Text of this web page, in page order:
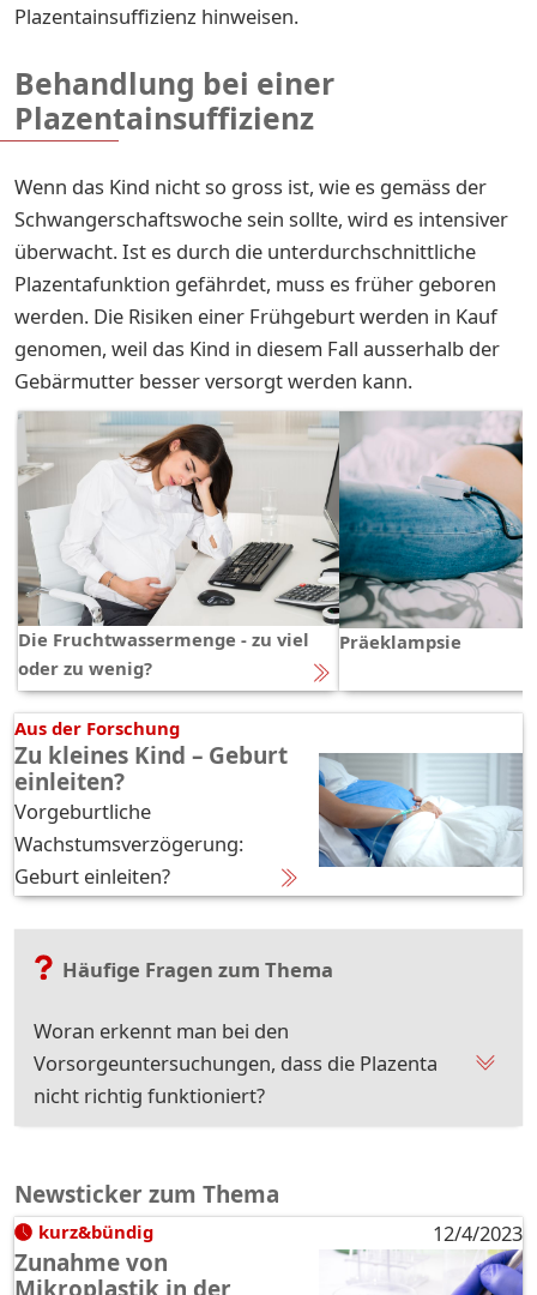
Plazentainsuffizienz hinweisen.
Behandlung bei einer
Plazentainsuffizienz
Wenn das Kind nicht so gross ist, wie es gemäss der
Schwangerschaftswoche sein sollte, wird es intensiver
überwacht. Ist es durch die unterdurchschnittliche
Plazentafunktion gefährdet, muss es früher geboren
werden. Die Risiken einer Frühgeburt werden in Kauf
genomen, weil das Kind in diesem Fall ausserhalb der
Gebärmutter besser versorgt werden kann.
Die Fruchtwassermenge - zu viel
oder zu wenig?
Präeklampsie
Aus der Forschung
Zu kleines Kind – Geburt
einleiten?
Vorgeburtliche
Wachstumsverzögerung:
Geburt einleiten?
Häufige Fragen zum Thema
Woran erkennt man bei den
Vorsorgeuntersuchungen, dass die Plazenta
nicht richtig funktioniert?
Newsticker zum Thema
kurz&bündig 12/4/2023
Zunahme von
Mikroplastik in der